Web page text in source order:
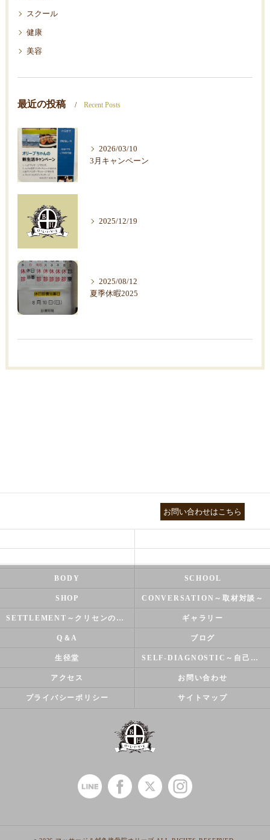
スクール
健康
美容
最近の投稿 Recent Posts
2026/03/10
3月キャンペーン
2025/12/19
2025/08/12
夏季休暇2025
お問い合わせはこちら
BODY SCHOOL
SHOP CONVERSATION～取材対談～
SETTLEMENT～クリセンのズバリ解決シリーズ～ ギャラリー
Q＆A ブログ
生径堂 SELF-DIAGNOSTIC～自己診断～
アクセス お問い合わせ
プライバシーポリシー サイトマップ